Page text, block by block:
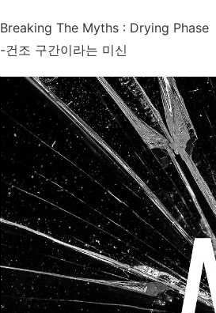
Breaking The Myths : Drying Phase
-건조 구간이라는 미신